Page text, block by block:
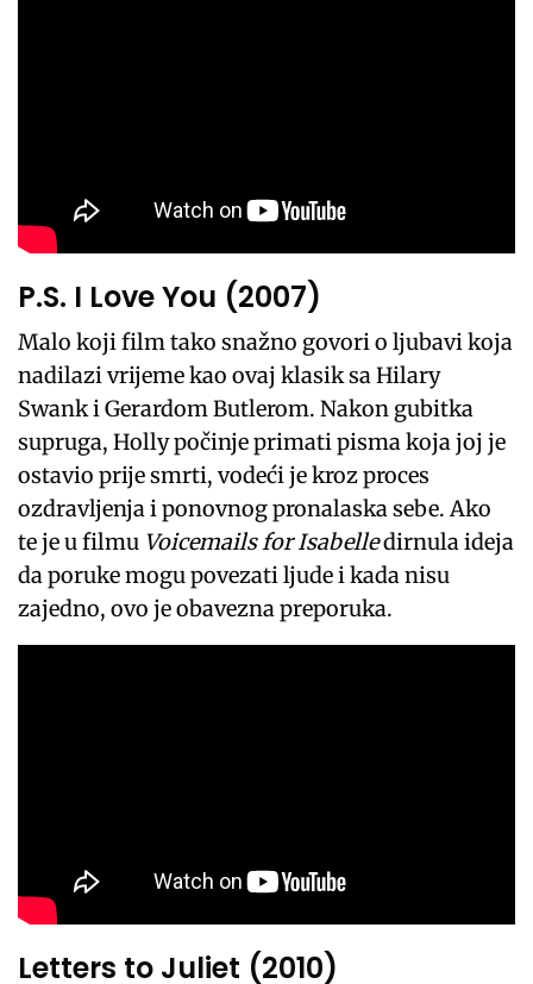
P.S. I Love You (2007)
Malo koji film tako snažno govori o ljubavi koja
nadilazi vrijeme kao ovaj klasik sa Hilary
Swank i Gerardom Butlerom. Nakon gubitka
supruga, Holly počinje primati pisma koja joj je
ostavio prije smrti, vodeći je kroz proces
ozdravljenja i ponovnog pronalaska sebe. Ako
te je u filmu Voicemails for Isabelledirnula ideja
da poruke mogu povezati ljude i kada nisu
zajedno, ovo je obavezna preporuka.
Letters to Juliet (2010)